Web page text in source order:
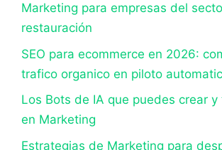
Marketing para empresas del
restauración
SEO para ecommerce en 2026:
trafico organico en piloto
Los Bots de IA que puedes crear
en Marketing
Estrategias de Marketing para